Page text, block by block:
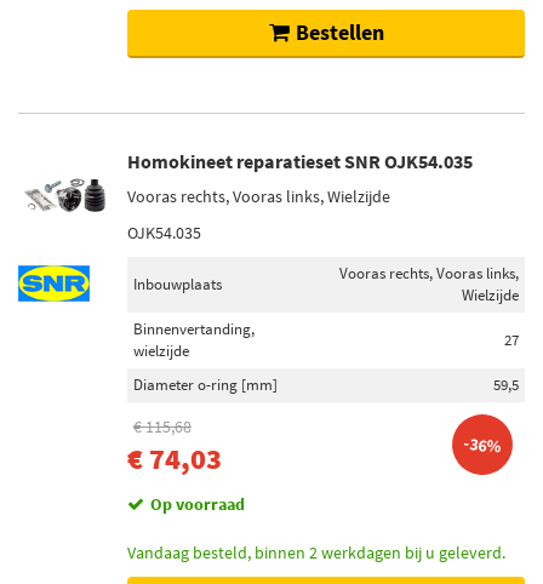
Bestellen
Homokineet reparatieset SNR OJK54.035
Vooras rechts, Vooras links, Wielzijde
OJK54.035
Inbouwplaats
Vooras rechts, Vooras links,
Wielzijde
Binnenvertanding,
wielzijde
27
Diameter o-ring [mm] 59,5
€ 115,68
€ 74,03 -36%
Op voorraad
Vandaag besteld, binnen 2 werkdagen bij u geleverd.